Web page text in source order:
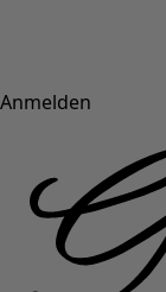
Anmelden